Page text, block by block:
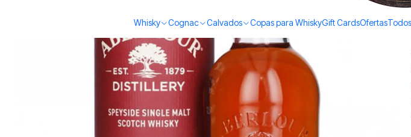
Whisky Cognac Calvados Copas para WhiskyGift CardsOfertas